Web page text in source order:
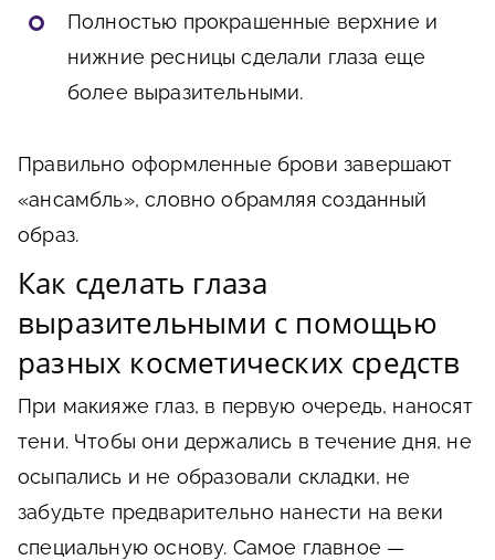
Полностью прокрашенные верхние и
нижние ресницы сделали глаза еще
более выразительными.
Правильно оформленные брови завершают
«ансамбль», словно обрамляя созданный
образ.
Как сделать глаза
выразительными с помощью
разных косметических средств
При макияже глаз, в первую очередь, наносят
тени. Чтобы они держались в течение дня, не
осыпались и не образовали складки, не
забудьте предварительно нанести на веки
специальную основу. Самое главное —